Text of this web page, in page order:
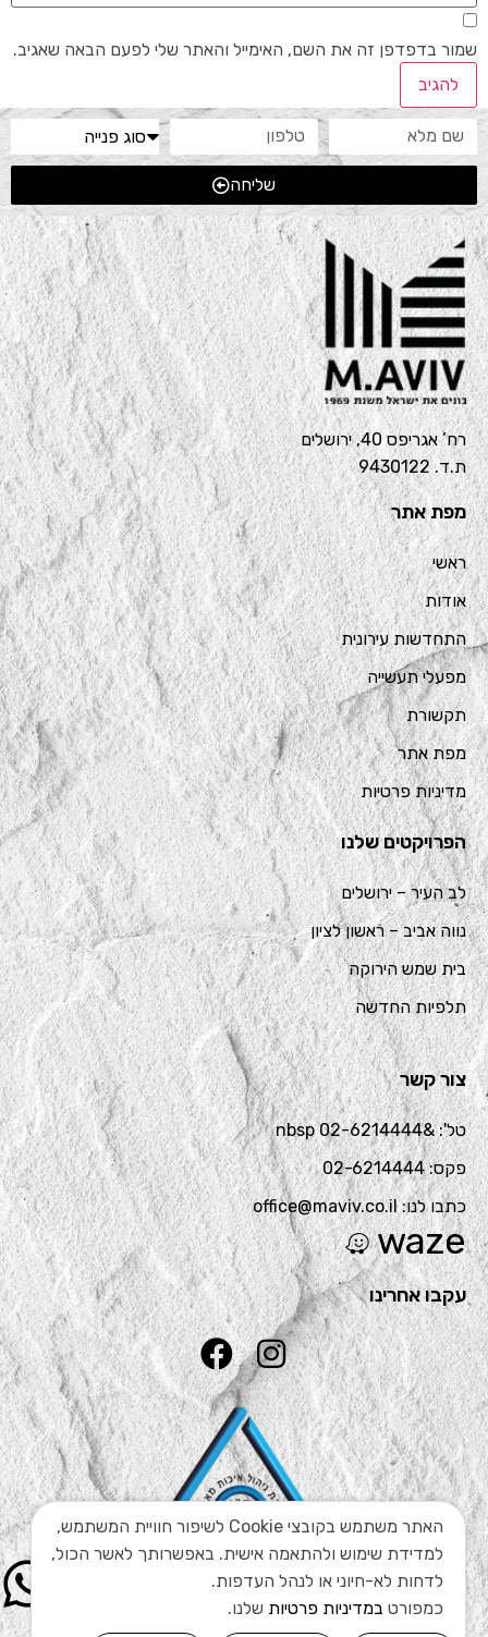
שמור בדפדפן זה את השם, האימייל והאתר שלי לפעם הבאה שאגיב.
שליחה
רח’ אגריפס 40, ירושלים
ת.ד. 9430122
מפת אתר
ראשי
אודות
התחדשות עירונית
מפעלי תעשייה
תקשורת
מפת אתר
מדיניות פרטיות
הפרויקטים שלנו
לב העיר – ירושלים
נווה אביב – ראשון לציון
בית שמש הירוקה
תלפיות החדשה
צור קשר
טל': &nbsp 02-6214444
פקס: 02-6214444
כתבו לנו: office@maviv.co.il
waze
עקבו אחרינו
האתר משתמש בקובצי Cookie לשיפור חוויית המשתמש,
למדידת שימוש ולהתאמה אישית. באפשרותך לאשר הכול,
לדחות לא-חיוני או לנהל העדפות.
כמפורט במדיניות פרטיות שלנו.